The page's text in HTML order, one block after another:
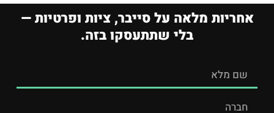
אחריות מלאה על סייבר, ציות ופרטיות —
בלי שתתעסקו בזה.